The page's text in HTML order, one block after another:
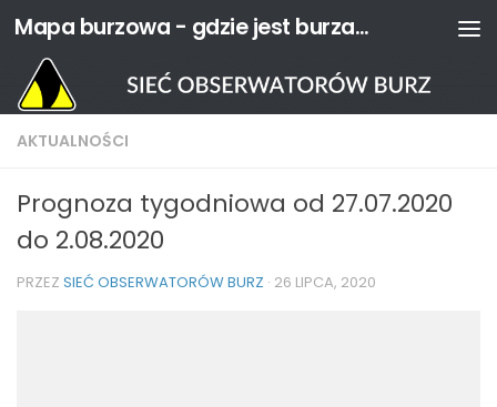
Przejdź do treści Mapa burzowa - gdzie jest burza? | Sieć Obserwatorów Burz
AKTUALNOŚCI
Prognoza tygodniowa od 27.07.2020
do 2.08.2020
PRZEZ SIEĆ OBSERWATORÓW BURZ · 26 LIPCA, 2020